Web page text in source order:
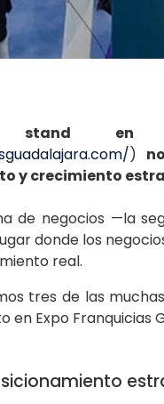
en
)
y crecimiento
de negocios —la
donde los
real.
tres de las
en Expo Franquicias